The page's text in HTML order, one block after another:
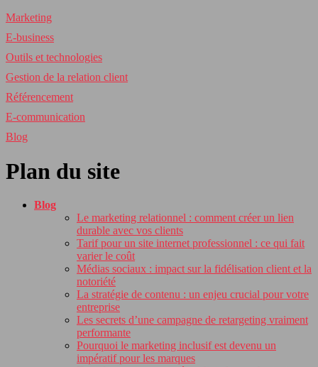
Marketing
E-business
Outils et technologies
Gestion de la relation client
Référencement
E-communication
Blog
Plan du site
Blog
Le marketing relationnel : comment créer un lien
durable avec vos clients
Tarif pour un site internet professionnel : ce qui fait
varier le coût
Médias sociaux : impact sur la fidélisation client et la
notoriété
La stratégie de contenu : un enjeu crucial pour votre
entreprise
Les secrets d’une campagne de retargeting vraiment
performante
Pourquoi le marketing inclusif est devenu un
impératif pour les marques